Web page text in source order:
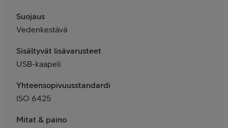
Suojaus
Vedenkestävä
Sisältyvät lisävarusteet
USB-kaapeli
Yhteensopivuusstandardit
ISO 6425
Mitat & paino